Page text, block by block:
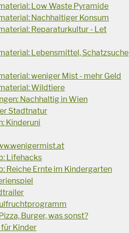
Low Waste Pyramide
Nachhaltiger Konsum
Reparaturkultur - Let
Lebensmittel, Schatzsuche
weniger Mist - mehr Geld
Wildtiere
Nachhaltig in Wien
Stadtnatur
Kinderuni
Lifehacks
Reiche Ernte im Kindergarten
Burger, was sonst?
Kinder